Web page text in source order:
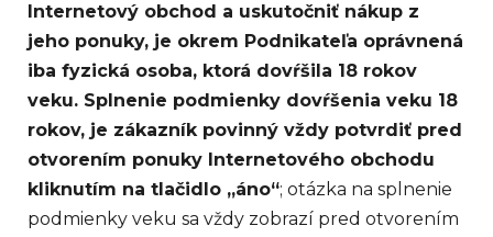
Internetový obchod a uskutočniť nákup z
jeho ponuky, je okrem Podnikateľa oprávnená
iba fyzická osoba, ktorá dovŕšila 18 rokov
veku. Splnenie podmienky dovŕšenia veku 18
rokov, je zákazník povinný vždy potvrdiť pred
otvorením ponuky Internetového obchodu
kliknutím na tlačidlo „áno“; otázka na splnenie
podmienky veku sa vždy zobrazí pred otvorením